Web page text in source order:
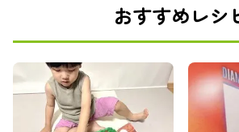
おすすめレシ